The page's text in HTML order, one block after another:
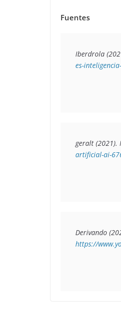
Fuentes
Iberdrola
es-
geralt (2021).
artificial-ai-
https://